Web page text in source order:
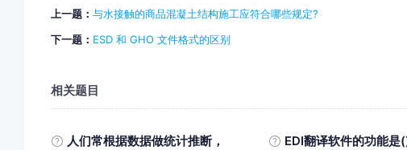
上一题： 与水接触的商品混凝土结构施工应符合哪些规定?
下一题： ESD 和 GHO 文件格式的区别
相关题目
人们常根据数据做统计推断，
EDI翻译软件的功能是